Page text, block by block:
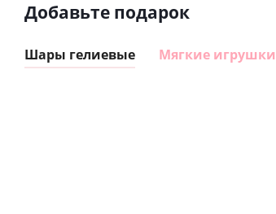
Добавьте подарок
Шары гелиевые Мягкие игрушки